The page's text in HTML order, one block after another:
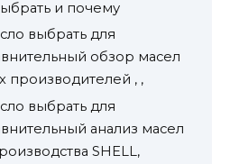
и почему
выбрать для
обзор масел
производителей , ,
выбрать для
анализ масел
SHELL,